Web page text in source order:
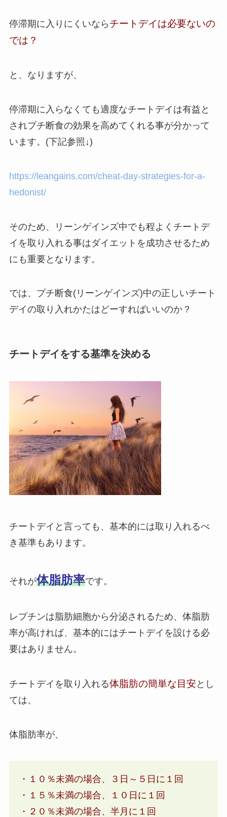
停滞期に入りにくいなら チートデイは必要ないの
では？
と、なりますが、
停滞期に入らなくても適度なチートデイは有益と
されプチ断食の効果を高めてくれる事が分かって
います。(下記参照↓)
https://leangains.com/cheat-day-strategies-for-a-
hedonist/
そのため、リーンゲインズ中でも程よくチートデ
イを取り入れる事はダイエットを成功させるため
にも重要となります。
では、プチ断食(リーンゲインズ)中の正しいチート
デイの取り入れかたはどーすればいいのか？
チートデイをする基準を決める
チートデイと言っても、基本的には取り入れるべ
き基準もあります。
それが体脂肪率です。
レプチンは脂肪細胞から分泌されるため、体脂肪
率が高ければ、基本的にはチートデイを設ける必
要はありません。
チートデイを取り入れる体脂肪の簡単な目安 とし
ては、
体脂肪率が、
・１０％未満の場合、３日～５日に１回
・１５％未満の場合、１０日に１回
・２０％未満の場合、半月に１回